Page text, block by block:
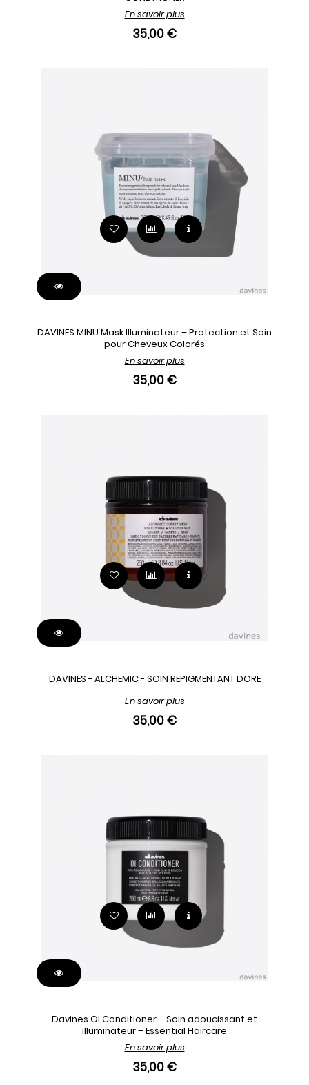
En savoir plus
35,00 €
DAVINES MINU Mask Illuminateur – Protection et Soin
pour Cheveux Colorés
En savoir plus
35,00 €
DAVINES - ALCHEMIC - SOIN REPIGMENTANT DORE
En savoir plus
35,00 €
Davines OI Conditioner – Soin adoucissant et
illuminateur – Essential Haircare
En savoir plus
35,00 €